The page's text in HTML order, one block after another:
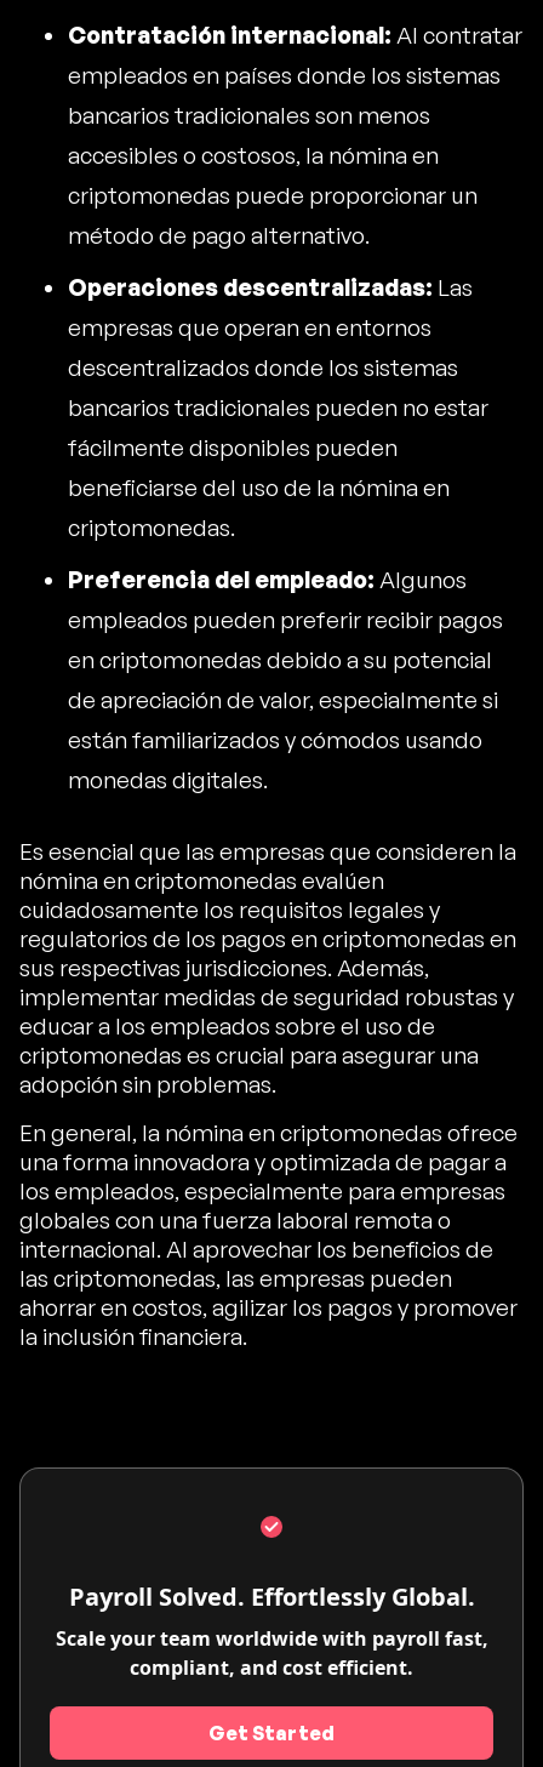
Contratación internacional: Al contratar
empleados en países donde los sistemas
bancarios tradicionales son menos
accesibles o costosos, la nómina en
criptomonedas puede proporcionar un
método de pago alternativo.
Operaciones descentralizadas: Las
empresas que operan en entornos
descentralizados donde los sistemas
bancarios tradicionales pueden no estar
fácilmente disponibles pueden
beneficiarse del uso de la nómina en
criptomonedas.
Preferencia del empleado: Algunos
empleados pueden preferir recibir pagos
en criptomonedas debido a su potencial
de apreciación de valor, especialmente si
están familiarizados y cómodos usando
monedas digitales.
Es esencial que las empresas que consideren la
nómina en criptomonedas evalúen
cuidadosamente los requisitos legales y
regulatorios de los pagos en criptomonedas en
sus respectivas jurisdicciones. Además,
implementar medidas de seguridad robustas y
educar a los empleados sobre el uso de
criptomonedas es crucial para asegurar una
adopción sin problemas.
En general, la nómina en criptomonedas ofrece
una forma innovadora y optimizada de pagar a
los empleados, especialmente para empresas
globales con una fuerza laboral remota o
internacional. Al aprovechar los beneficios de
las criptomonedas, las empresas pueden
ahorrar en costos, agilizar los pagos y promover
la inclusión financiera.
Payroll Solved. Effortlessly Global.
Scale your team worldwide with payroll fast,
compliant, and cost efficient.
Get Started